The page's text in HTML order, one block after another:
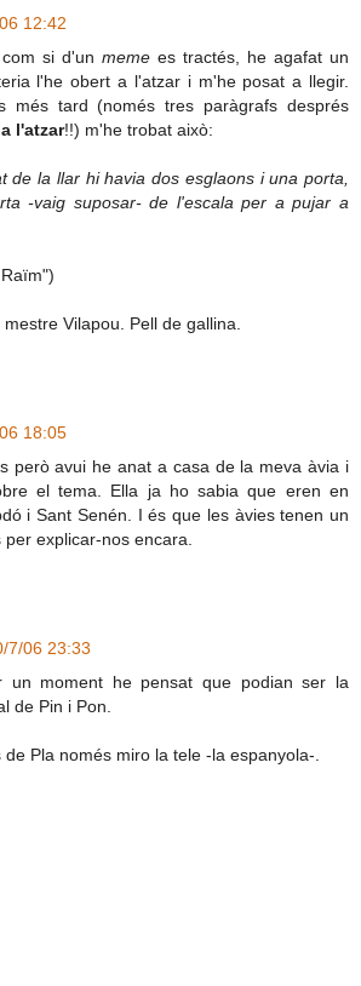
12:42
si d'un meme es tractés, he agafat un
l'he obert a l'atzar i m'he posat a llegir.
més tard (només tres paràgrafs després
a l'atzar!!) m'he trobat això:
de la llar hi havia dos esglaons i una porta,
-vaig suposar- de l'escala per a pujar a
Vilapou. Pell de gallina.
18:05
però avui he anat a casa de la meva àvia i
el tema. Ella ja ho sabia que eren en
i Sant Senén. I és que les àvies tenen un
explicar-nos encara.
7/06 23:33
un moment he pensat que podian ser la
de Pin i Pon.
Pla només miro la tele -la espanyola-.